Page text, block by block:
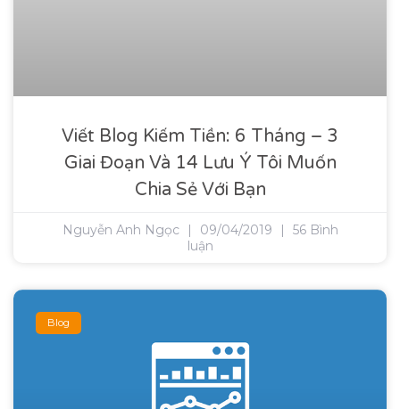
Viết Blog Kiếm Tiền: 6 Tháng – 3
Giai Đoạn Và 14 Lưu Ý Tôi Muốn
Chia Sẻ Với Bạn
Nguyễn Anh Ngọc 09/04/2019
56 Bình
luận
Blog